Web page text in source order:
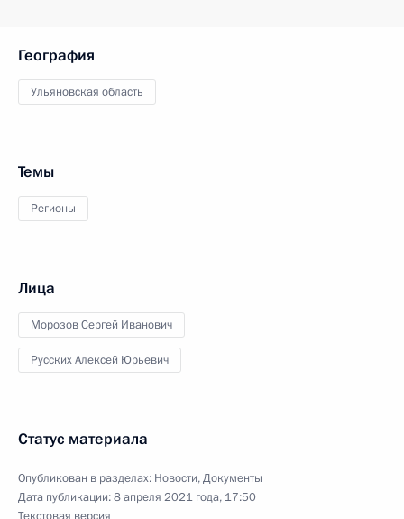
География
Ульяновская область
Темы
Регионы
Лица
Морозов Сергей Иванович
Русских Алексей Юрьевич
Статус материала
Опубликован в разделах: Новости,Документы
Дата публикации:8 апреля 2021 года, 17:50